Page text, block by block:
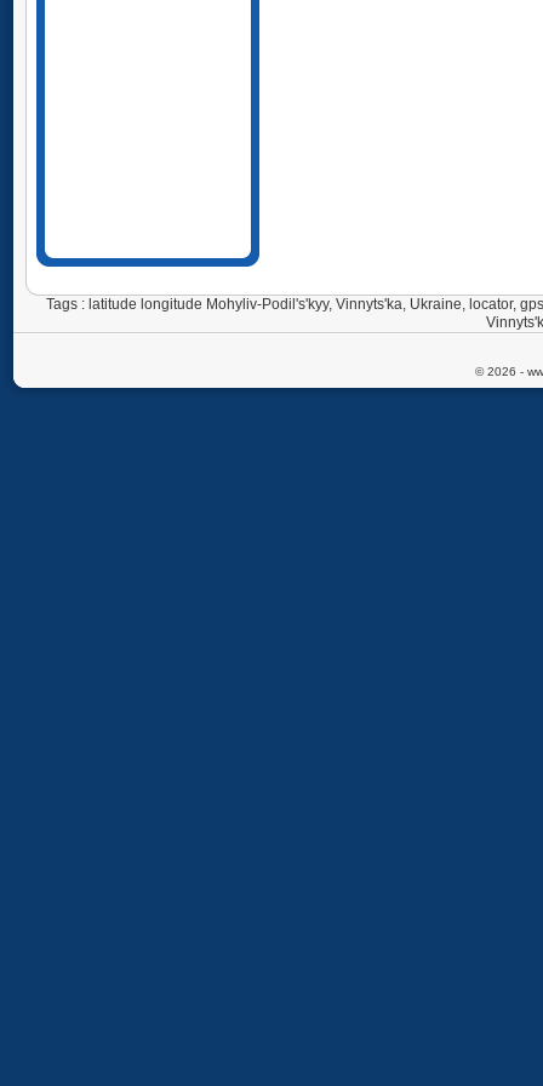
Tags : latitude longitude Mohyliv-Podil's'kyy, Vinnyts'ka, Ukraine, locator,
© 2026 -